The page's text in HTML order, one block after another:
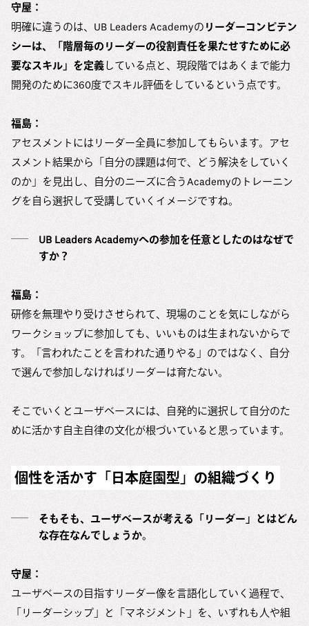
守屋：
明確に違うのは、UB Leaders Academyの リーダーコンピテン
シーは、「階層毎のリーダーの役割責任を果たせすために必
要なスキル」を定義している点と、現段階ではあくまで能力
開発のために360度でスキル評価をしているという点です。
福島：
アセスメントにはリーダー全員に参加してもらいます。アセ
スメント結果から「自分の課題は何で、どう解決をしていく
のか」を見出し、自分のニーズに合うAcademyのトレーニン
グを自ら選択して受講していくイメージですね。
UB Leaders Academyへの参加を任意としたのはなぜで
すか？
福島：
研修を無理やり受けさせられて、現場のことを気にしながら
ワークショップに参加しても、いいものは生まれないからで
す。「言われたことを言われた通りやる」のではなく、自分
で選んで参加しなければリーダーは育たない。
そこでいくとユーザベースには、自発的に選択して自分のた
めに活かす自主自律の文化が根づいていると思っています。
個性を活かす「日本庭園型」の組織づくり
そもそも、ユーザベースが考える「リーダー」とはどん
な存在なんでしょうか。
守屋：
ユーザベースの目指すリーダー像を言語化していく過程で、
「リーダーシップ」と「マネジメント」を、いずれも人や組